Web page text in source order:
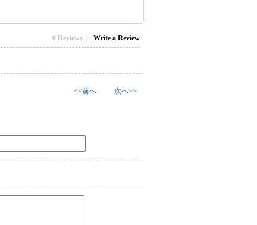
0 Reviews | Write a Review
<<前へ 次へ>>